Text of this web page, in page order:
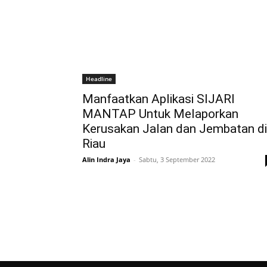
Headline
Manfaatkan Aplikasi SIJARI
MANTAP Untuk Melaporkan
Kerusakan Jalan dan Jembatan di
Riau
Alin Indra Jaya - Sabtu, 3 September 2022